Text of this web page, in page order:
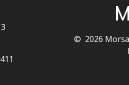
3
411
© 2026